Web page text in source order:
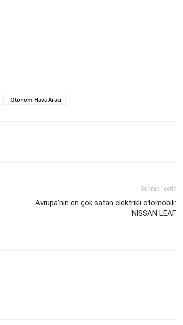
Otonom Hava Aracı
Sonraki İçerik
Avrupa’nın en çok satan elektrikli otomobili:
NISSAN LEAF